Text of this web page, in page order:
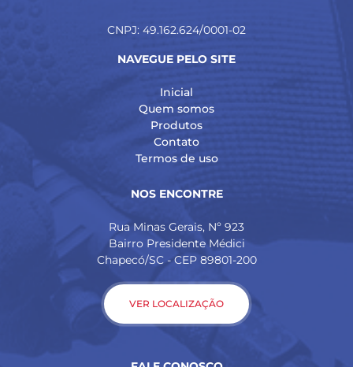
CNPJ: 49.162.624/0001-02
NAVEGUE PELO SITE
Inicial
Quem somos
Produtos
Contato
Termos de uso
NOS ENCONTRE
Rua Minas Gerais, Nº 923
Bairro Presidente Médici
Chapecó/SC - CEP 89801-200
VER LOCALIZAÇÃO